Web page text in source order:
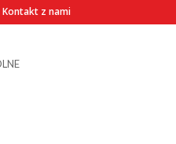
Kontakt z nami